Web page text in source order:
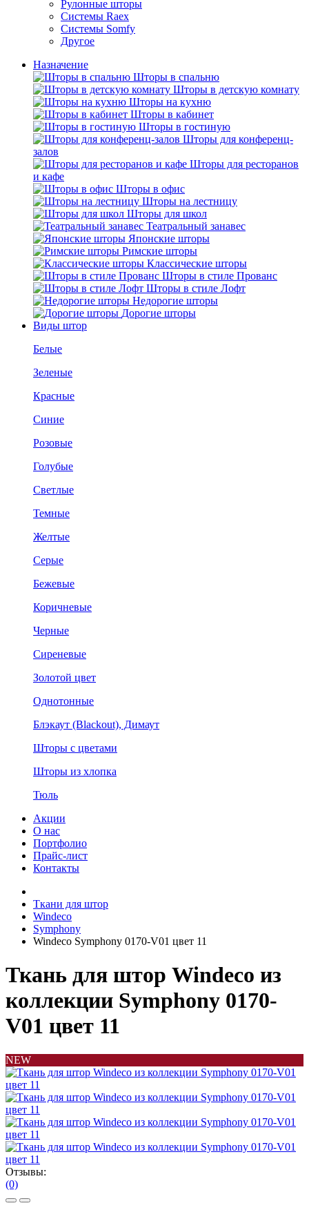
Рулонные шторы
Системы Raex
Системы Somfy
Другое
Назначение
Шторы в спальню
Шторы в детскую комнату
Шторы на кухню
Шторы в кабинет
Шторы в гостиную
Шторы для конференц-
залов
Шторы для ресторанов
и кафе
Шторы в офис
Шторы на лестницу
Шторы для школ
Театральный занавес
Японские шторы
Римские шторы
Классические шторы
Шторы в стиле Прованс
Шторы в стиле Лофт
Недорогие шторы
Дорогие шторы
Виды штор
Белые
Зеленые
Красные
Синие
Розовые
Голубые
Светлые
Темные
Желтые
Серые
Бежевые
Коричневые
Черные
Сиреневые
Золотой цвет
Однотонные
Блэкаут (Blackout), Димаут
Шторы с цветами
Шторы из хлопка
Тюль
Акции
О нас
Портфолио
Прайс-лист
Контакты
Ткани для штор
Windeco
Symphony
Windeco Symphony 0170-V01 цвет 11
Ткань для штор Windeco из
коллекции Symphony 0170-
V01 цвет 11
NEW
Отзывы:
(0)